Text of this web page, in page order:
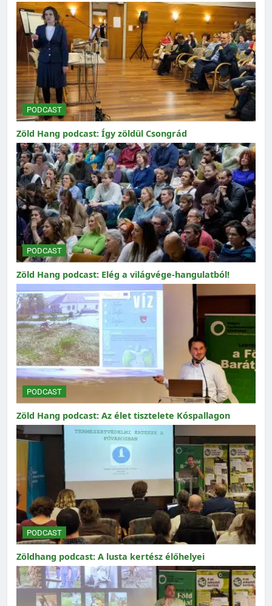
PODCAST
Zöld Hang podcast: Így zöldül Csongrád
PODCAST
Zöld Hang podcast: Elég a világvége-hangulatból!
PODCAST
Zöld Hang podcast: Az élet tisztelete Kóspallagon
PODCAST
Zöldhang podcast: A lusta kertész élőhelyei